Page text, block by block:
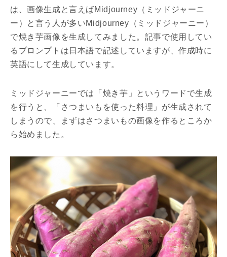
は、画像生成と言えばMidjourney（ミッドジャーニ
ー）と言う人が多いMidjourney（ミッドジャーニー）
で焼き芋画像を生成してみました。記事で使用してい
るプロンプトは日本語で記述していますが、作成時に
英語にして生成しています。
ミッドジャーニーでは「焼き芋」というワードで生成
を行うと、「さつまいもを使った料理」が生成されて
しまうので、まずはさつまいもの画像を作るところか
ら始めました。